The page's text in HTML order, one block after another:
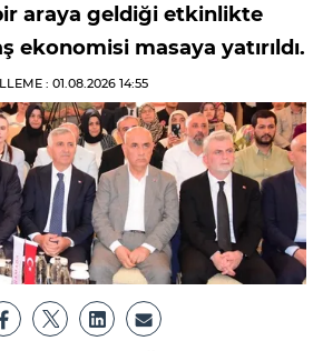
araya geldiği etkinlikte
ekonomisi masaya yatırıldı.
: 01.08.2026 14:55